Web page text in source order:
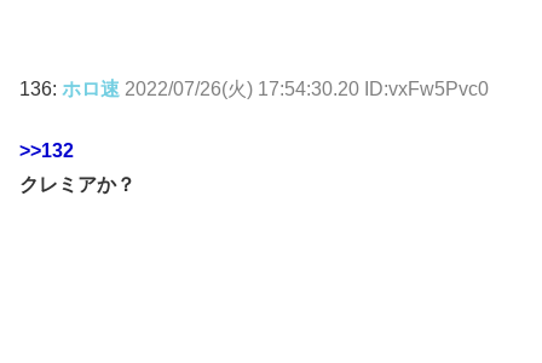
136: ホロ速 2022/07/26(火) 17:54:30.20 ID:vxFw5Pvc0
>>132
クレミアか？